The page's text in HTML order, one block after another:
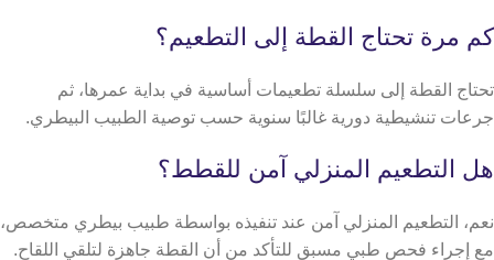
كم مرة تحتاج القطة إلى التطعيم؟
تحتاج القطة إلى سلسلة تطعيمات أساسية في بداية عمرها، ثم
جرعات تنشيطية دورية غالبًا سنوية حسب توصية الطبيب البيطري.
هل التطعيم المنزلي آمن للقطط؟
نعم، التطعيم المنزلي آمن عند تنفيذه بواسطة طبيب بيطري متخصص،
مع إجراء فحص طبي مسبق للتأكد من أن القطة جاهزة لتلقي اللقاح.